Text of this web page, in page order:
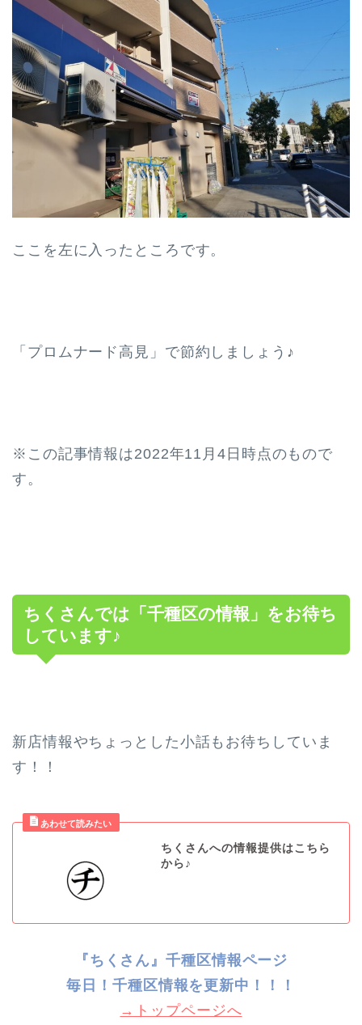
ここを左に入ったところです。
「プロムナード高見」で節約しましょう♪
※この記事情報は2022年11月4日時点のもので
す。
ちくさんでは「千種区の情報」をお待ち
しています♪
新店情報やちょっとした小話もお待ちしていま
す！！
ちくさんへの情報提供はこちら
から♪
『ちくさん』千種区情報ページ
毎日！千種 区情報を更新中！！！
→トップページへ